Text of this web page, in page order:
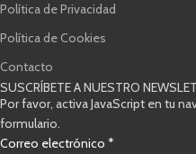
Política de Privacidad
Política de Cookies
Contacto
SUSCRÍBETE A NUESTRO
Por favor, activa JavaScript en tu
formulario.
de
Correo electrónico *